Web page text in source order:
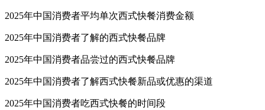
2025年中国消费者平均单次西式快餐消费金额
2025年中国消费者了解的西式快餐品牌
2025年中国消费者品尝过的西式快餐品牌
2025年中国消费者了解西式快餐新品或优惠的渠道
2025年中国消费者吃西式快餐的时间段